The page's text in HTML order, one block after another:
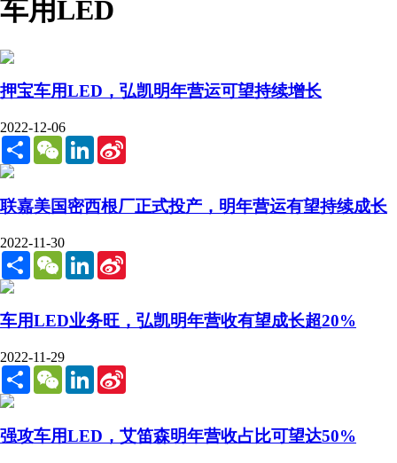
车用LED
押宝车用LED，弘凯明年营运可望持续增长
2022-12-06
Share WeChatLinkedIn
联嘉美国密西根厂正式投产，明年营运有望持续成长
2022-11-30
Share WeChatLinkedIn
车用LED业务旺，弘凯明年营收有望成长超20%
2022-11-29
Share WeChatLinkedIn
强攻车用LED，艾笛森明年营收占比可望达50%